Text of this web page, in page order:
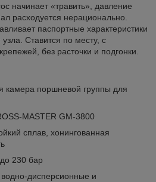
начинает «травить», давление
расходуется нерационально.
паспортные характеристики
Ставится по месту, с
без расточки и подгонки.
камера поршневой группы для
MASTER GM-3800
сплав, хонингованная
до 230 бар
водно-дисперсионные и